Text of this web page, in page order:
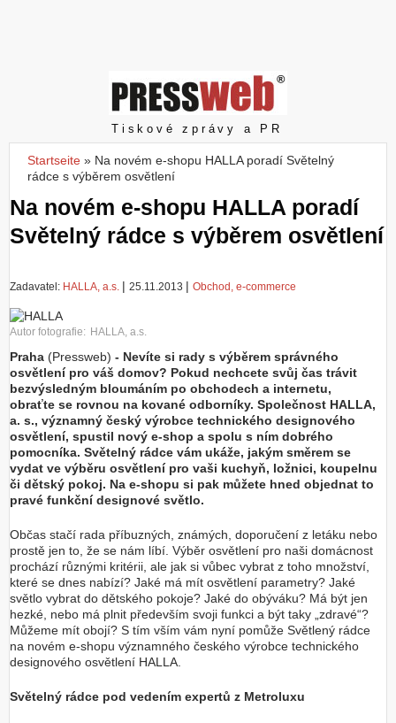
č
Pressweb
Tiskové zprávy a PR
Sie sind hier
Startseite » Na novém e-shopu HALLA poradí Světelný
rádce s výběrem osvětlení
Na novém e-shopu HALLA poradí
Světelný rádce s výběrem osvětlení
Zadavatel: HALLA, a.s. | 25.11.2013 | Obchod, e-commerce
Autor fotografie: HALLA, a.s.
Praha (Pressweb) - Nevíte si rady s výběrem správného
osvětlení pro váš domov? Pokud nechcete svůj čas trávit
bezvýsledným bloumáním po obchodech a internetu,
obraťte se rovnou na kované odborníky. Společnost HALLA,
a. s., významný český výrobce technického designového
osvětlení, spustil nový e-shop a spolu s ním dobrého
pomocníka. Světelný rádce vám ukáže, jakým směrem se
vydat ve výběru osvětlení pro vaši kuchyň, ložnici, koupelnu
či dětský pokoj. Na e-shopu si pak můžete hned objednat to
pravé funkční designové světlo.
Občas stačí rada příbuzných, známých, doporučení z letáku nebo
prostě jen to, že se nám líbí. Výběr osvětlení pro naši domácnost
prochází různými kritérii, ale jak si vůbec vybrat z toho množství,
které se dnes nabízí? Jaké má mít osvětlení parametry? Jaké
světlo vybrat do dětského pokoje? Jaké do obýváku? Má být jen
hezké, nebo má plnit především svoji funkci a být taky „zdravé“?
Můžeme mít obojí? S tím vším vám nyní pomůže Světlený rádce
na novém e-shopu významného českého výrobce technického
designového osvětlení HALLA.
Světelný rádce pod vedením expertů z Metroluxu